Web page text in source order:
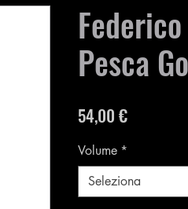
Pesca
54,00 €Prezzo
Volume *
Seleziona